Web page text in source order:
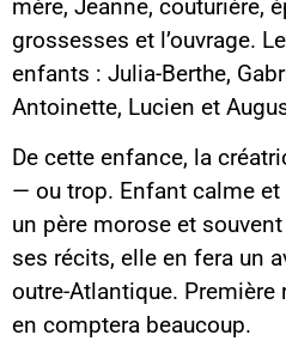
mère, Jeanne, couturière,
grossesses et l’ouvrage.
enfants : Julia-Berthe,
Antoinette, Lucien et
De cette enfance, la
— ou trop. Enfant calme
un père morose et
ses récits, elle en fera un
outre-Atlantique. Première
en comptera beaucoup.